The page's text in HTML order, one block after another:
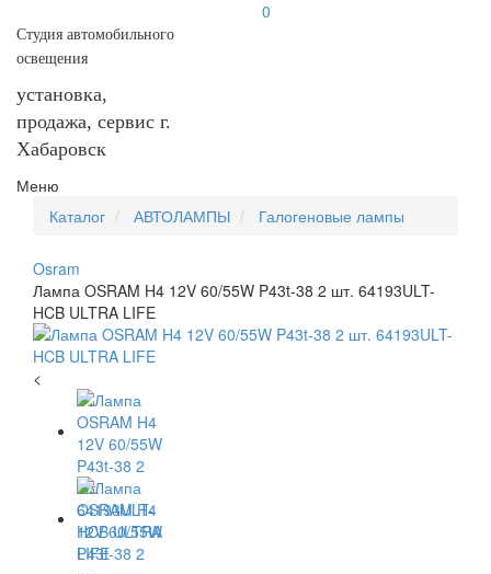
Студия автомобильного
освещения
установка,
продажа, сервис г.
Хабаровск
0
Меню
Каталог
АВТОЛАМПЫ Галогеновые лампы
Osram
Лампа OSRAM H4 12V 60/55W P43t-38 2 шт. 64193ULT-
HCB ULTRA LIFE
<